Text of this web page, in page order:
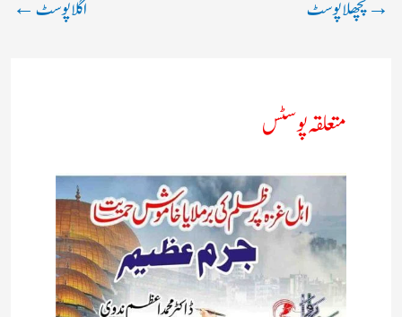
→پچھلا پوسٹ اگلا پوسٹ←
متعلقہ پوسٹس